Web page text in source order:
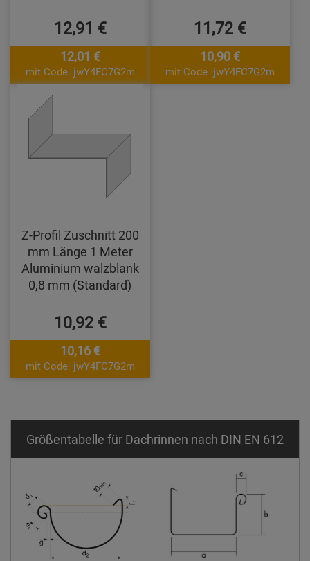
12,91 €
12,01 €
mit Code: jwY4FC7G2m
11,72 €
10,90 €
mit Code: jwY4FC7G2m
Z-Profil Zuschnitt 200
mm Länge 1 Meter
Aluminium walzblank
0,8 mm (Standard)
10,92 €
10,16 €
mit Code: jwY4FC7G2m
Größentabelle für Dachrinnen nach DIN EN 612